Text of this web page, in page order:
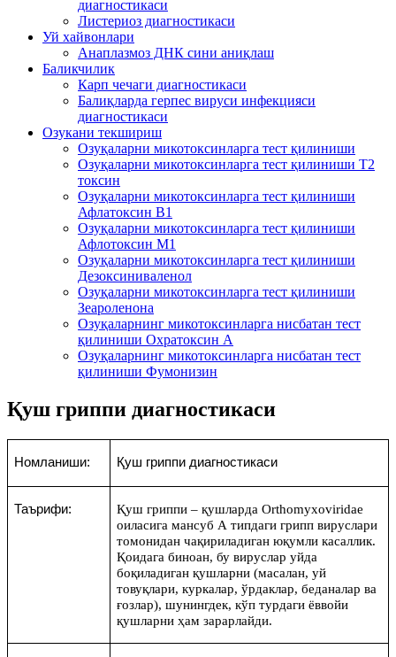
диагностикаси
Листериоз диагностикаси
Уй хайвонлари
Анаплазмоз ДНК сини аниқлаш
Баликчилик
Карп чечаги диагностикаси
Балиқларда герпес вируси инфекцияси
диагностикаси
Озукани текшириш
Озуқаларни микотоксинларга тест қилиниши
Озуқаларни микотоксинларга тест қилиниши T2
токсин
Озуқаларни микотоксинларга тест қилиниши
Афлатоксин B1
Озуқаларни микотоксинларга тест қилиниши
Афлотоксин М1
Озуқаларни микотоксинларга тест қилиниши
Дезоксиниваленол
Озуқаларни микотоксинларга тест қилиниши
Зеароленона
Озуқаларнинг микотоксинларга нисбатан тест
қилиниши Охратоксин А
Озуқаларнинг микотоксинларга нисбатан тест
қилиниши Фумонизин
Қуш гриппи диагностикаси
Номланиши: Қуш гриппи диагностикаси
Таърифи: Қуш гриппи – қушларда Orthomyxoviridae
оиласига мансуб А типдаги грипп вируслари
томонидан чақириладиган юқумли касаллик.
Қоидага биноан, бу вируслар уйда
боқиладиган қушларни (масалан, уй
товуқлари, куркалар, ўрдаклар, беданалар ва
ғозлар), шунингдек, кўп турдаги ёввойи
қушларни ҳам зарарлайди.